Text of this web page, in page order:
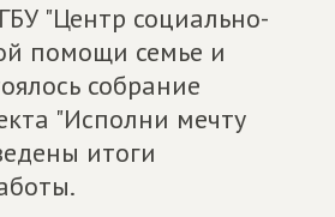
"Центр социально-
помощи семье и
собрание
"Исполни мечту
итоги